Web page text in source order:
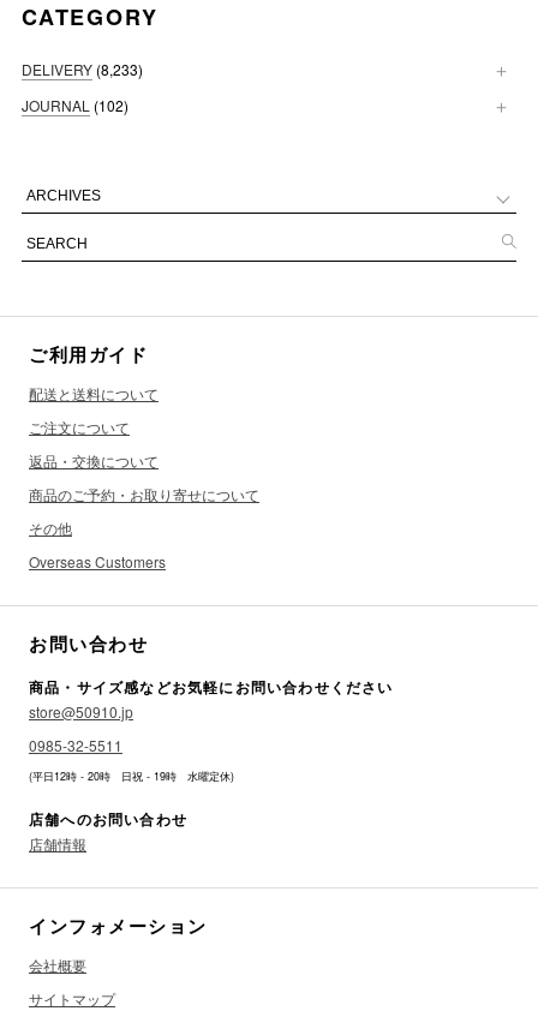
CATEGORY
DELIVERY (8,233)
JOURNAL (102)
ご利用ガイド
配送と送料について
ご注文について
返品・交換について
商品のご予約・お取り寄せについて
その他
Overseas Customers
お問い合わせ
商品・サイズ感などお気軽にお問い合わせください
store@50910.jp
0985-32-5511
(平日12時 - 20時 日祝 - 19時 水曜定休)
店舗へのお問い合わせ
店舗情報
インフォメーション
会社概要
サイトマップ